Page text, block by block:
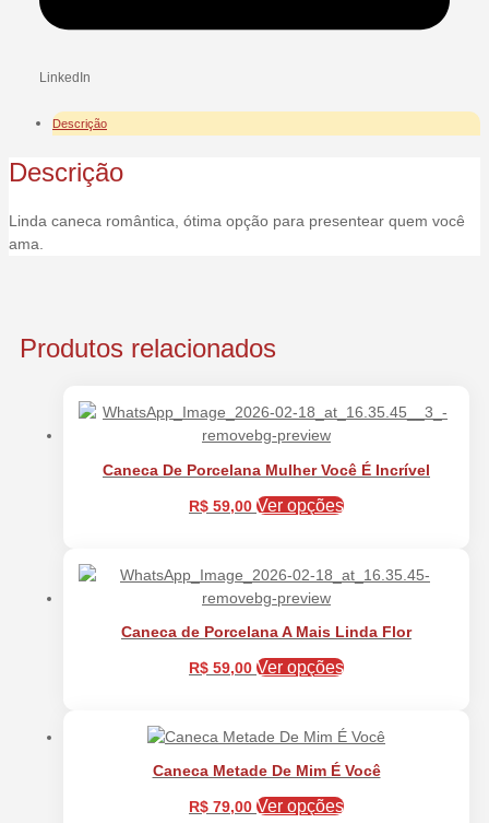
LinkedIn
Descrição
Descrição
Linda caneca romântica, ótima opção para presentear quem você
ama.
Produtos relacionados
Caneca De Porcelana Mulher Você É Incrível
R$ 59,00 Ver opções
Caneca de Porcelana A Mais Linda Flor
R$ 59,00 Ver opções
Caneca Metade De Mim É Você
R$ 79,00 Ver opções